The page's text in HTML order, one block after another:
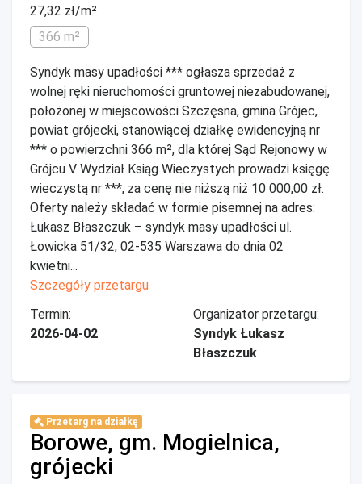
27,32 zł/m²
366 m²
Syndyk masy upadłości *** ogłasza sprzedaż z
wolnej ręki nieruchomości gruntowej niezabudowanej,
położonej w miejscowości Szczęsna, gmina Grójec,
powiat grójecki, stanowiącej działkę ewidencyjną nr
*** o powierzchni 366 m², dla której Sąd Rejonowy w
Grójcu V Wydział Ksiąg Wieczystych prowadzi księgę
wieczystą nr ***, za cenę nie niższą niż 10 000,00 zł.
Oferty należy składać w formie pisemnej na adres:
Łukasz Błaszczuk – syndyk masy upadłości ul.
Łowicka 51/32, 02-535 Warszawa do dnia 02
kwietni...
Szczegóły przetargu
Termin:
2026-04-02
Organizator przetargu:
Syndyk Łukasz
Błaszczuk
Przetarg na działkę
Borowe, gm. Mogielnica,
grójecki